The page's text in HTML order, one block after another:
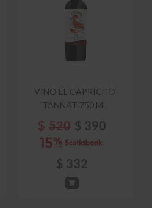
VINO EL CAPRICHO
TANNAT 750 ML
$ 520 $ 390
$ 332